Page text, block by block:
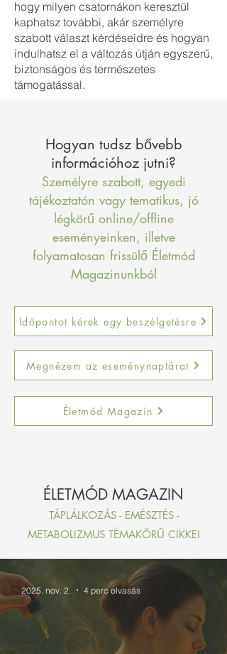
hogy milyen csatornákon keresztül
kaphatsz további, akár személyre
szabott választ kérdéseidre és hogyan
indulhatsz el a változás útján egyszerű,
biztonságos és természetes
támogatással.
Hogyan tudsz bővebb
információhoz jutni?
Személyre szabott, egyedi
tájékoztatón vagy tematikus, jó
légkörű online/offline
eseményeinken, illetve
folyamatosan frissülő Életmód
Magazinunkból
Időpontot kérek egy beszélgetésre
Megnézem az eseménynaptárat
Életmód Magazin
ÉLETMÓD MAGAZIN
TÁPLÁLKOZÁS - EMÉSZTÉS -
METABOLIZMUS TÉMAKÖRŰ CIKKEI
2025. nov. 2. 4 perc olvasás